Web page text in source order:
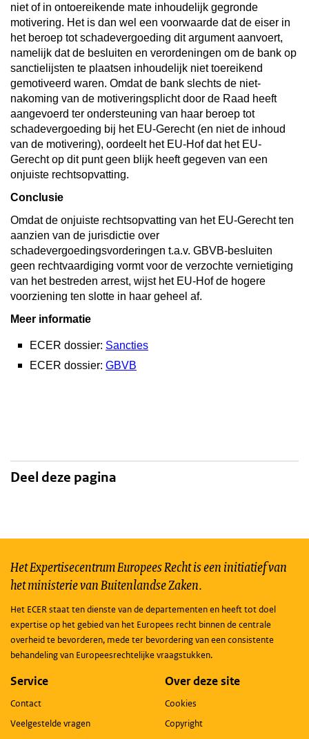
niet of in ontoereikende mate inhoudelijk gegronde
motivering. Het is dan wel een voorwaarde dat de eiser in
het beroep tot schadevergoeding dit argument aanvoert,
namelijk dat de besluiten en verordeningen om de bank op
sanctielijsten te plaatsen inhoudelijk niet toereikend
gemotiveerd waren. Omdat de bank slechts de niet-
nakoming van de motiveringsplicht door de Raad heeft
aangevoerd ter ondersteuning van haar beroep tot
schadevergoeding bij het EU-Gerecht (en niet de inhoud
van de motivering), oordeelt het EU-Hof dat het EU-
Gerecht op dit punt geen blijk heeft gegeven van een
onjuiste rechtsopvatting.
Conclusie
Omdat de onjuiste rechtsopvatting van het EU-Gerecht ten
aanzien van de jurisdictie over
schadevergoedingsvorderingen t.a.v. GBVB-besluiten
geen rechtvaardiging vormt voor de verzochte vernietiging
van het bestreden arrest, wijst het EU-Hof de hogere
voorziening ten slotte in haar geheel af.
Meer informatie
ECER dossier: Sancties
ECER dossier: GBVB
Deel deze pagina
Het Expertisecentrum Europees Recht is een initiatief van
het ministerie van Buitenlandse Zaken.
Het ECER staat ten dienste van de departementen en heeft tot doel
expertise op het gebied van het Europees recht binnen de centrale
overheid te bevorderen, mede ter bevordering van een consistente
behandeling van Europeesrechtelijke vraagstukken.
Service
Contact
Veelgestelde vragen
Over deze site
Cookies
Copyright